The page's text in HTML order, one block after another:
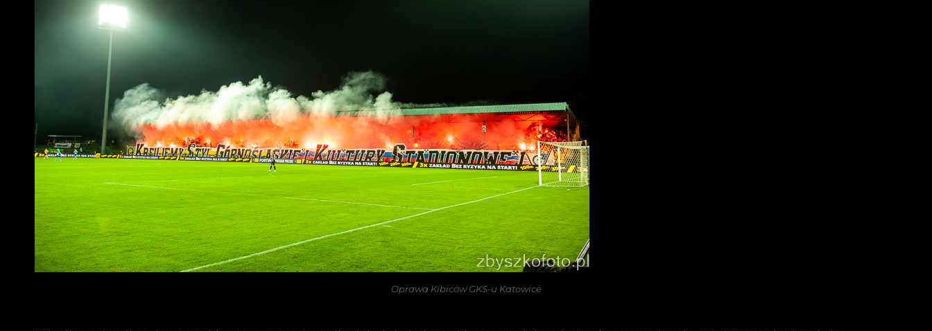
Oprawa Kibiców GKS-u Katowice